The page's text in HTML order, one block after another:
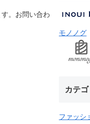
。お問い合わ
モノノグ
カテ
ファッシ